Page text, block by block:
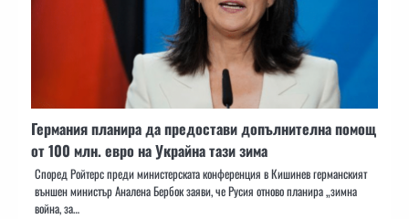
Германия планира да предостави допълнителна помощ
от 100 млн. евро на Украйна тази зима
Според Ройтерс преди министерската конференция в Кишинев германският
външен министър Аналена Бербок заяви, че Русия отново планира „зимна
война, за…